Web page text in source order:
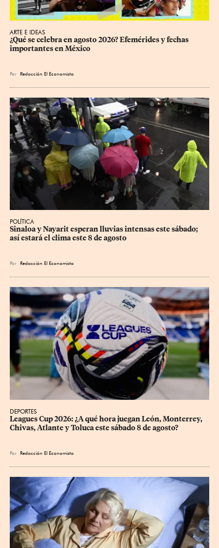
ARTE E IDEAS
¿Qué se celebra en agosto 2026? Efemérides y fechas
importantes en México
Por Redacción El Economista
POLÍTICA
Sinaloa y Nayarit esperan lluvias intensas este sábado;
así estará el clima este 8 de agosto
Por Redacción El Economista
DEPORTES
Leagues Cup 2026: ¿A qué hora juegan León, Monterrey,
Chivas, Atlante y Toluca este sábado 8 de agosto?
Por Redacción El Economista